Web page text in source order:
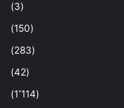
(3)
(150)
(283)
(42)
(1٬114)